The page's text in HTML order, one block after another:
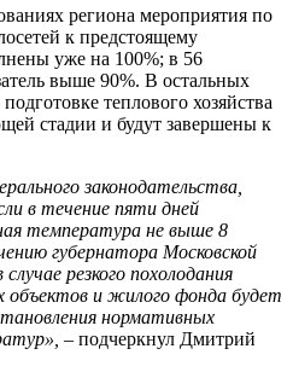
региона мероприятия по
к предстоящему
уже на 100%; в 56
выше 90%. В остальных
теплового хозяйства
стадии и будут завершены к
законодательства,
в течение пяти дней
температура не выше 8
губернатора Московской
резкого похолодания
объектов и жилого фонда будет
нормативных
– подчеркнул Дмитрий